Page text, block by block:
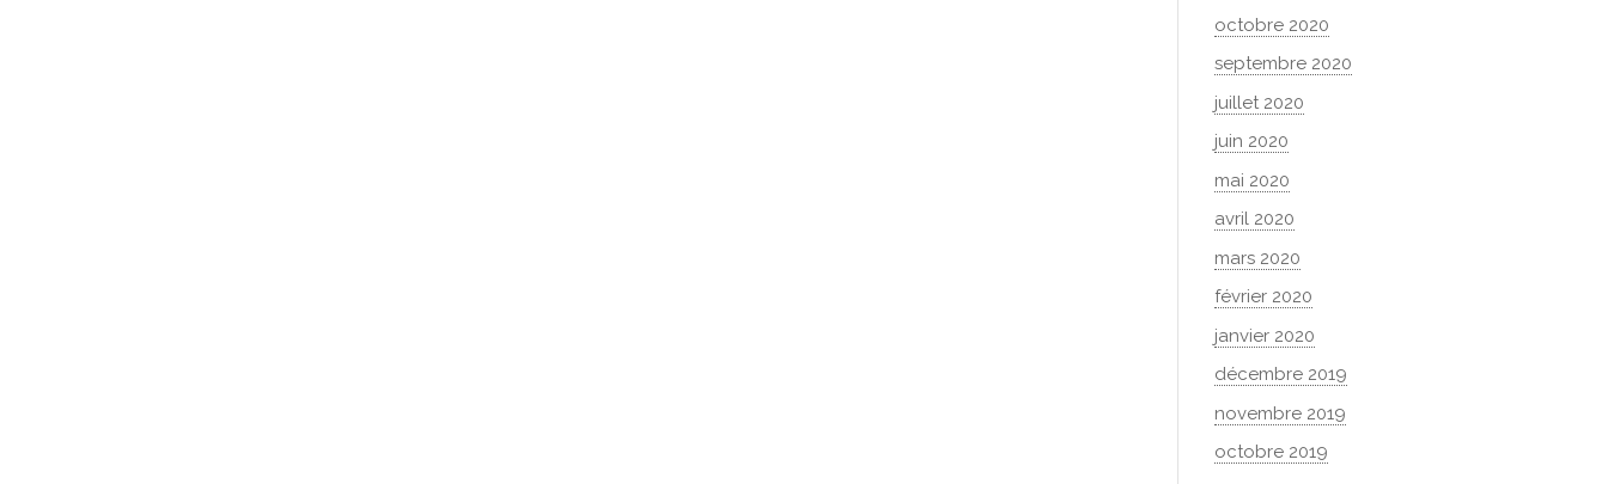
octobre 2020
septembre 2020
juillet 2020
juin 2020
mai 2020
avril 2020
mars 2020
février 2020
janvier 2020
décembre 2019
novembre 2019
octobre 2019